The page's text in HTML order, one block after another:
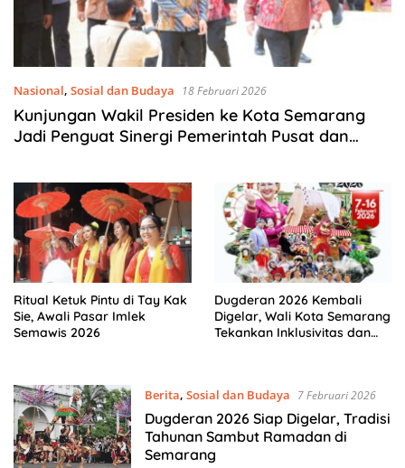
Nasional, Sosial dan Budaya 18 Februari 2026
Kunjungan Wakil Presiden ke Kota Semarang
Jadi Penguat Sinergi Pemerintah Pusat dan
Ritual Ketuk Pintu di Tay Kak
Sie, Awali Pasar Imlek
Semawis 2026
Dugderan 2026 Kembali
Digelar, Wali Kota Semarang
Tekankan Inklusivitas dan
Berita, Sosial dan Budaya 7 Februari 2026
Dugderan 2026 Siap Digelar, Tradisi
Tahunan Sambut Ramadan di
Semarang